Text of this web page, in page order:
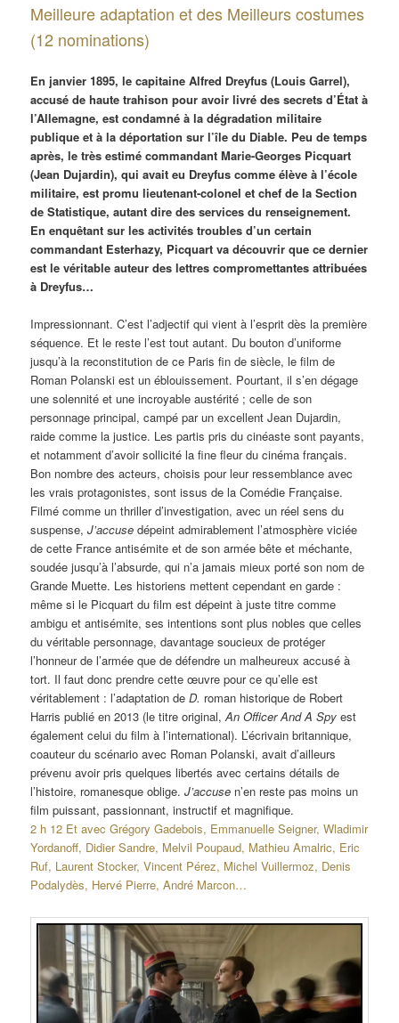
Meilleure adaptation et des Meilleurs costumes
(12 nominations)
En janvier 1895, le capitaine Alfred Dreyfus (Louis Garrel),
accusé de haute trahison pour avoir livré des secrets d’État à
l’Allemagne, est condamné à la dégradation militaire
publique et à la déportation sur l’île du Diable. Peu de temps
après, le très estimé commandant Marie-Georges Picquart
(Jean Dujardin), qui avait eu Dreyfus comme élève à l’école
militaire, est promu lieutenant-colonel et chef de la Section
de Statistique, autant dire des services du renseignement.
En enquêtant sur les activités troubles d’un certain
commandant Esterhazy, Picquart va découvrir que ce dernier
est le véritable auteur des lettres compromettantes attribuées
à Dreyfus…
Impressionnant. C’est l’adjectif qui vient à l’esprit dès la première
séquence. Et le reste l’est tout autant. Du bouton d’uniforme
jusqu’à la reconstitution de ce Paris fin de siècle, le film de
Roman Polanski est un éblouissement. Pourtant, il s’en dégage
une solennité et une incroyable austérité ; celle de son
personnage principal, campé par un excellent Jean Dujardin,
raide comme la justice. Les partis pris du cinéaste sont payants,
et notamment d’avoir sollicité la fine fleur du cinéma français.
Bon nombre des acteurs, choisis pour leur ressemblance avec
les vrais protagonistes, sont issus de la Comédie Française.
Filmé comme un thriller d’investigation, avec un réel sens du
suspense,J’accuse dépeint admirablement l’atmosphère viciée
de cette France antisémite et de son armée bête et méchante,
soudée jusqu’à l’absurde, qui n’a jamais mieux porté son nom de
Grande Muette. Les historiens mettent cependant en garde :
même si le Picquart du film est dépeint à juste titre comme
ambigu et antisémite, ses intentions sont plus nobles que celles
du véritable personnage, davantage soucieux de protéger
l’honneur de l’armée que de défendre un malheureux accusé à
tort. Il faut donc prendre cette œuvre pour ce qu’elle est
véritablement : l’adaptation deD. roman historique de Robert
Harris publié en 2013 (le titre original,An Officer And A Spy est
également celui du film à l’international). L’écrivain britannique,
coauteur du scénario avec Roman Polanski, avait d’ailleurs
prévenu avoir pris quelques libertés avec certains détails de
l’histoire, romanesque oblige.J’accuse n’en reste pas moins un
film puissant, passionnant, instructif et magnifique.
2 h 12 Et avec Grégory Gadebois, Emmanuelle Seigner, Wladimir
Yordanoff, Didier Sandre, Melvil Poupaud, Mathieu Amalric, Eric
Ruf, Laurent Stocker, Vincent Pérez, Michel Vuillermoz, Denis
Podalydès, Hervé Pierre, André Marcon…